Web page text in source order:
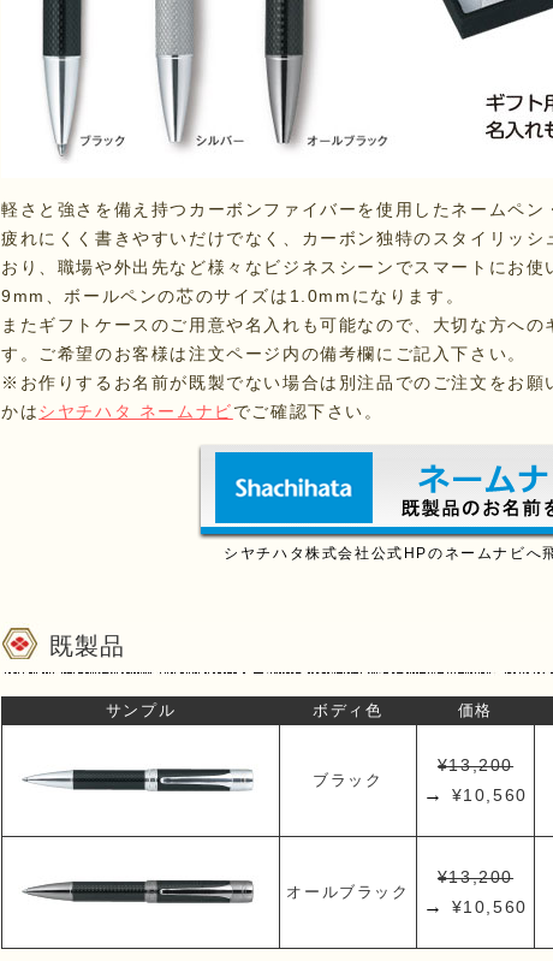
軽さと強さを備え持つカーボンファイバーを使用したネームペ
疲れにくく書きやすいだけでなく、カーボン独特のスタイリッ
おり、職場や外出先など様々なビジネスシーンでスマートにお
9mm、ボールペンの芯のサイズは1.0mmになります。
またギフトケースのご用意や名入れも可能なので、大切な方へ
す。ご希望のお客様は注文ページ内の備考欄にご記入下さい。
※お作りするお名前が既製でない場合は別注品でのご注文をお願
かはシヤチハタ ネームナビでご確認下さい。
シヤチハタ株式会社公式HPのネームナビへ
既製品
サンプル ボディ色 価格
ブラック
¥13,200
→ ¥10,560
オールブラック
¥13,200
→ ¥10,560